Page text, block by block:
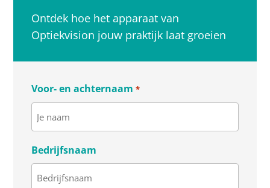
Ontdek hoe het apparaat van
Optiekvision jouw praktijk laat groeien
Voor- en achternaam *
Bedrijfsnaam